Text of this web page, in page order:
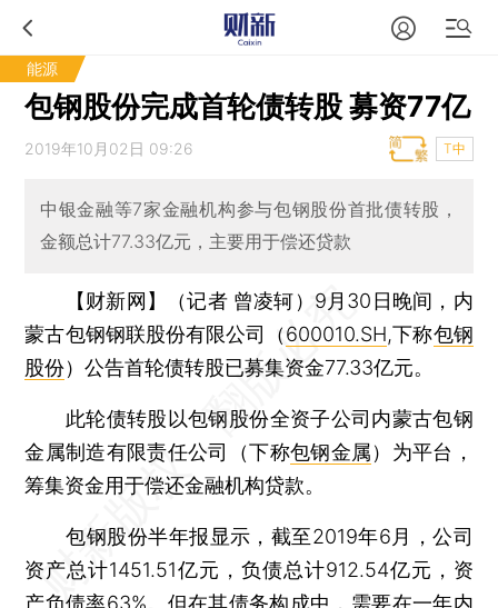
能源
包钢股份完成首轮债转股 募资77亿
2019年10月02日 09:26 T中
中银金融等7家金融机构参与包钢股份首批债转股，
金额总计77.33亿元，主要用于偿还贷款
【财新网】（记者 曾凌轲） 9月30日晚间，内
蒙古包钢钢联股份有限公司（600010.SH,下称包钢
股份）公告首轮债转股已募集资金77.33亿元。
此轮债转股以包钢股份全资子公司内蒙古包钢
金属制造有限责任公司（下称包钢金属）为平台，
筹集资金用于偿还金融机构贷款。
包钢股份半年报显示，截至2019年6月，公司
资产总计1451.51亿元，负债总计912.54亿元，资
产负债率63%。但在其债务构成中，需要在一年内